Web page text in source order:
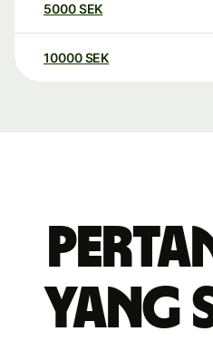
5000SEK
10000 SEK
yang